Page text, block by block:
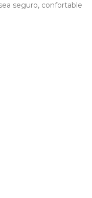
seguro, confortable